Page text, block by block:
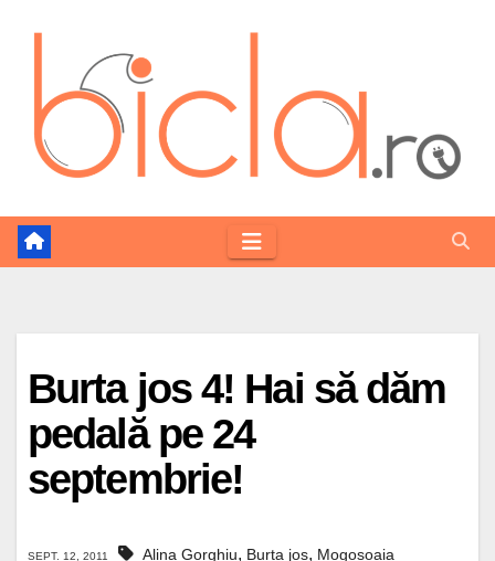
Burta jos 4! Hai să dăm
pedală pe 24
septembrie!
SEPT. 12, 2011 Alina Gorghiu, Burta jos, Mogosoaia